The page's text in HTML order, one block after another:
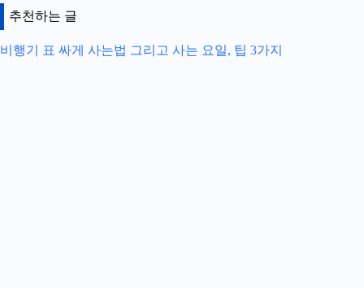
추천하는 글
비행기 표 싸게 사는법 그리고 사는 요일, 팁 3가지